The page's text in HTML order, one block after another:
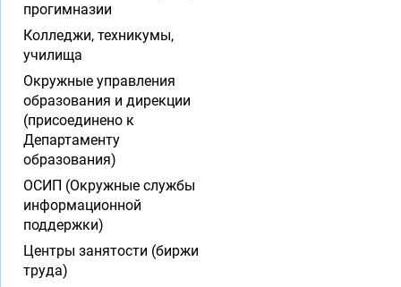
прогимназии
Колледжи, техникумы,
училища
Окружные управления
образования и дирекции
(присоединено к
Департаменту
образования)
ОСИП (Окружные службы
информационной
поддержки)
Центры занятости (биржи
труда)